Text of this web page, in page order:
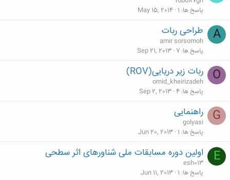
پاسخ ها 1
May 15, 2014
A طراحی ربات
amir sorsomoh
پاسخ ها 7
Sep 21, 2013
O ربات زیر دریایی(ROV)
omid_kheirizadeh
پاسخ ها 4
Sep 2, 2013
G راهنمایی
golyasi
پاسخ ها 1
Jun 20, 2013
E اولین دوره مسابقات ملی شناورهای اثر سطحی
esh013
پاسخ ها 1
Jun 11, 2013